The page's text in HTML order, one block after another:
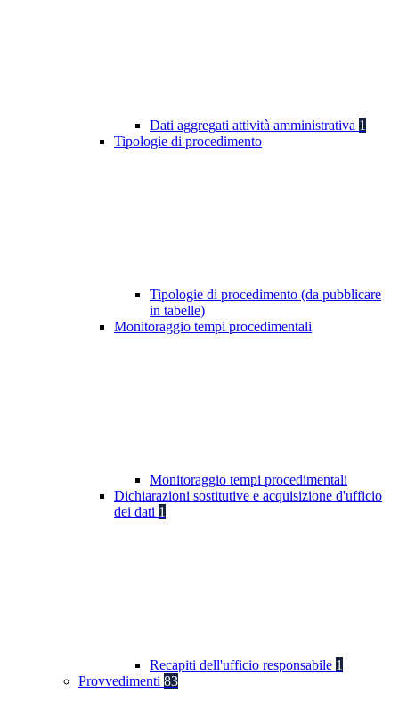
Dati aggregati attività amministrativa 1
Tipologie di procedimento
Tipologie di procedimento (da pubblicare
in tabelle)
Monitoraggio tempi procedimentali
Monitoraggio tempi procedimentali
Dichiarazioni sostitutive e acquisizione d'ufficio
dei dati 1
Recapiti dell'ufficio responsabile 1
Provvedimenti 83